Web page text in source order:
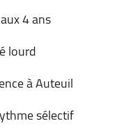
4 ans
lourd
à Auteuil
sélectif